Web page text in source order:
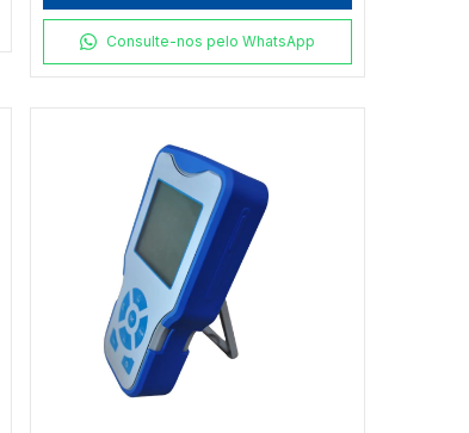
Consulte-nos pelo WhatsApp